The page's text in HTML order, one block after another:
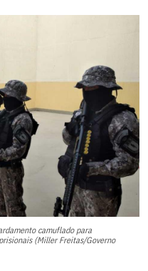
camuflado para
(Miller Freitas/Governo